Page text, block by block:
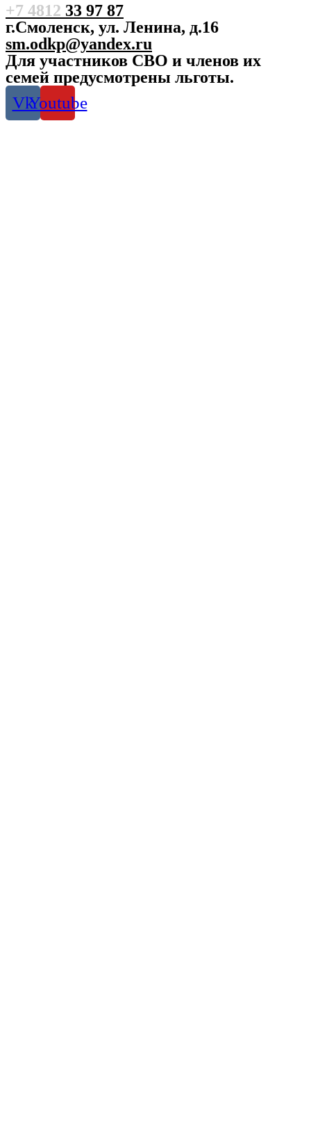
+7 4812 33 97 87
г.Смоленск, ул. Ленина, д.16
sm.odkp@yandex.ru
Для участников СВО и членов их
семей предусмотрены льготы.
VkYoutube